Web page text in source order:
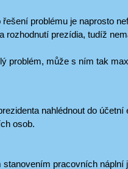
problému je naprosto
rozhodnutí prezídia, tudíž
problém, může s ním tak
nahlédnout do účetní
osob.
pracovních náplní